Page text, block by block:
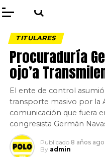
TITULARES
Procuraduría
ojo’a
El ente de control
transporte masivo por la
comunicación que fuera
congresista Germán
Publicado 8 años ago
By admin